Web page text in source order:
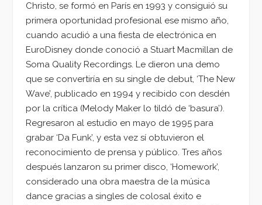
Christo, se formó en París en 1993 y consiguió su
primera oportunidad profesional ese mismo año,
cuando acudió a una fiesta de electrónica en
EuroDisney donde conoció a Stuart Macmillan de
Soma Quality Recordings. Le dieron una demo
que se convertiría en su single de debut, ‘The New
Wave’, publicado en 1994 y recibido con desdén
por la crítica (Melody Maker lo tildó de ‘basura’).
Regresaron al estudio en mayo de 1995 para
grabar ‘Da Funk’, y esta vez sí obtuvieron el
reconocimiento de prensa y público. Tres años
después lanzaron su primer disco, ‘Homework’,
considerado una obra maestra de la música
dance gracias a singles de colosal éxito e